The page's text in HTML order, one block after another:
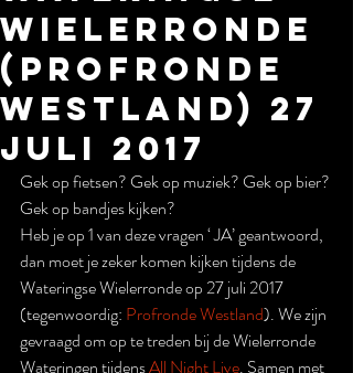
Wielerronde
(Profronde
Westland) 27
juli 2017
Gek op fietsen? Gek op muziek? Gek op bier?
Gek op bandjes kijken?
Heb je op 1 van deze vragen ‘ JA’ geantwoord,
dan moet je zeker komen kijken tijdens de
Wateringse Wielerronde op 27 juli 2017
(tegenwoordig: Profronde Westland). We zijn
gevraagd om op te treden bij de Wielerronde
Wateringen tijdens All Night Live. Samen met